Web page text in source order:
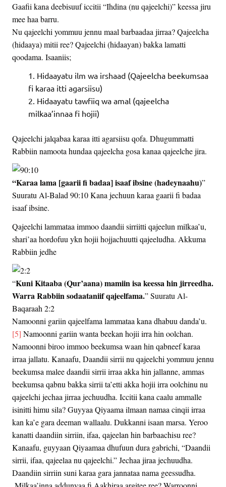
Gaafii kana deebisuuf iccitii “Ihdina (nu qajeelchi)” keessa jiru
mee haa barru.
Nu qajeelchi yommuu jennu maal barbaadaa jirraa? Qajeelcha
(hidaaya) mitii ree? Qajeelchi (hidaayan) bakka lamatti
qoodama. Isaaniis;
Hidaayatu ilm wa irshaad (Qajeelcha beekumsaa
fi karaa itti agarsiisu)
Hidaayatu tawfiiq wa amal (qajeelcha
milkaa’innaa fi hojii)
Qajeelchi jalqabaa karaa itti agarsiisu qofa. Dhugummatti
Rabbiin namoota hundaa qajeelcha gosa kanaa qajeelche jira.
“Karaa lama [gaarii fi badaa] isaaf ibsine (hadeynaahu)”
Suuratu Al-Balad 90:10 Kana jechuun karaa gaarii fi badaa
isaaf ibsine.
Qajeelchi lammataa immoo daandii sirriitti qajeelun milkaa’u,
shari’aa hordofuu ykn hojii hojjachuutti qajeeludha. Akkuma
Rabbiin jedhe
“Kuni Kitaaba (Qur’aana) mamiin isa keessa hin jirreedha.
Warra Rabbiin sodaataniif qajeelfama.” Suuratu Al-
Baqaraah 2:2
Namoonni gariin qajeelfama lammataa kana dhabuu danda’u.
[5] Namoonni gariin wanta beekan hojii irra hin oolchan.
Namoonni biroo immoo beekumsa waan hin qabneef karaa
irraa jallatu. Kanaafu, Daandii sirrii nu qajeelchi yommuu jennu
beekumsa malee daandii sirrii irraa akka hin jallanne, ammas
beekumsa qabnu bakka sirrii ta’etti akka hojii irra oolchinu nu
qajeelchi jechaa jirraa jechuudha. Iccitii kana caalu ammalle
isinitti himu sila? Guyyaa Qiyaama ilmaan namaa cinqii irraa
kan ka’e gara deeman wallaalu. Dukkanni isaan marsa. Yeroo
kanatti daandiin sirriin, ifaa, qajeelan hin barbaachisu ree?
Kanaafu, guyyaan Qiyaamaa dhufuun dura gabrichi, “Daandii
sirrii, ifaa, qajeelaa nu qajeelchi.” Jechaa jiraa jechuudha.
Daandiin sirriin suni karaa gara jannataa nama geessudha.